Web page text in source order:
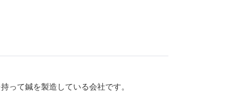
って鍼を製造している会社です。